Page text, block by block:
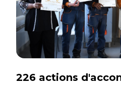
226 actions